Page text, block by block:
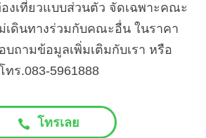
งเที่ยวแบบส่วนตัว จัดเฉพาะคณะ
เดินทางร่วมกับคณะอื่น ในราคา
ถามข้อมูลเพิ่มเติมกับเรา หรือ
โทร.083-5961888
โทรเลย